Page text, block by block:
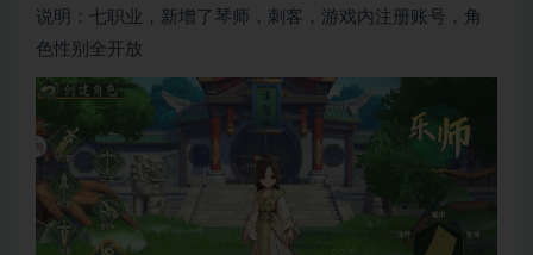
说明：七职业，新增了琴师，刺客，游戏内注册账号，角
色性别全开放